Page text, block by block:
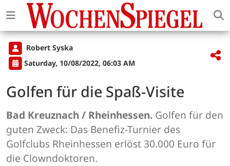
Robert Syska
Saturday, 10/08/2022, 06:03 AM
Golfen für die Spaß-Visite
Bad Kreuznach / Rheinhessen. Golfen für den
guten Zweck: Das Benefiz-Turnier des
Golfclubs Rheinhessen erlöst 30.000 Euro für
die Clowndoktoren.